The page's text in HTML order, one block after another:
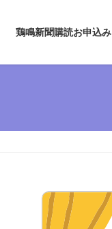
鶏鳴新聞購読お申込み